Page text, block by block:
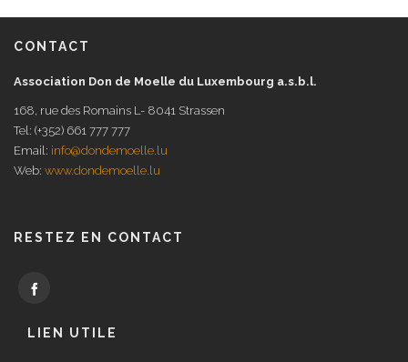
CONTACT
Association Don de Moelle du Luxembourg a.s.b.l.
168, rue des Romains L- 8041 Strassen
Tel: (+352) 661 777 777
Email: info@dondemoelle.lu
Web: www.dondemoelle.lu
RESTEZ EN CONTACT
LIEN UTILE